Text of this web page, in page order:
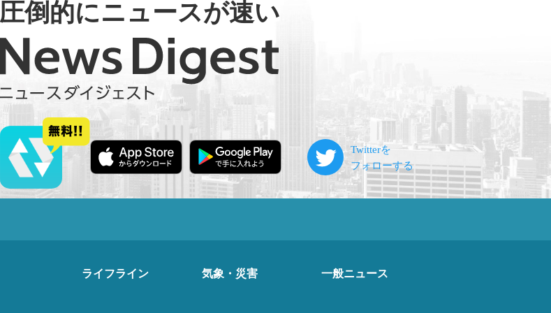
圧倒的にニュースが速い
ライフライン 気象・災害 一般ニュース